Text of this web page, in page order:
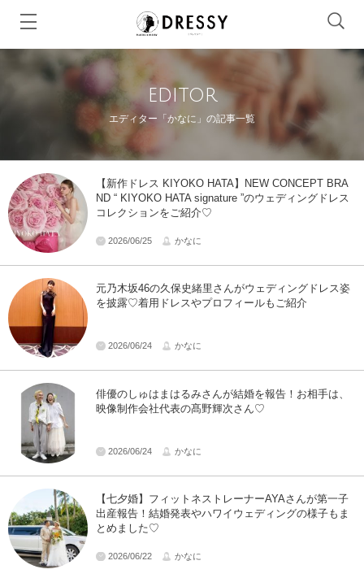
editor
エディター「かなに」の記事一覧
【新作ドレス KIYOKO HATA】NEW CONCEPT BRA
ND “ KIYOKO HATA signature ”のウェディングドレス
コレクションをご紹介♡
2026/06/25 かなに
元乃木坂46の久保史緒里さんがウェディングドレス姿
を披露♡着用ドレスやプロフィールもご紹介
2026/06/24 かなに
俳優のしゅはまはるみさんが結婚を報告！お相手は、
映像制作会社代表の髙野輝次さん♡
2026/06/24 かなに
【七夕婚】フィットネストレーナーAYAさんが第一子
出産報告！結婚発表やハワイウェディングの様子もま
とめました♡
2026/06/22 かなに